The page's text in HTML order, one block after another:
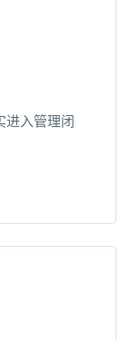
进入管理闭